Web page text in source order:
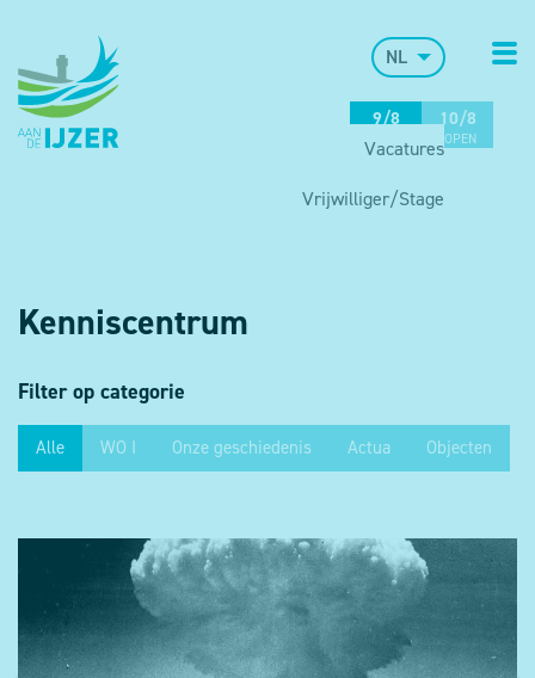
NL
9/8
OPEN
10/8
OPEN
Vacatures
Vrijwilliger/Stage
Kenniscentrum
Kenniscentrum
Filter op categorie
Alle WO I Onze geschiedenis Actua Objecten